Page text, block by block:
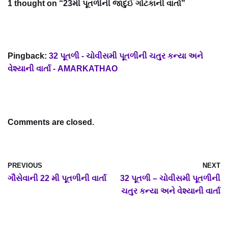
1 thought on “23મી પૂતળીની જાદુઈ ગોટકાની વાર્તા”
Pingback: 32 પૂતળી - ચોવીસમી પૂતળીની ચતુર કન્યા અને
વેશ્યાની વાર્તા - AMARKATHAO
Comments are closed.
PREVIOUS
ગૌસેવાની 22 મી પૂતળીની વાર્તા
NEXT
32 પૂતળી – ચોવીસમી પૂતળીની
ચતુર કન્યા અને વેશ્યાની વાર્તા